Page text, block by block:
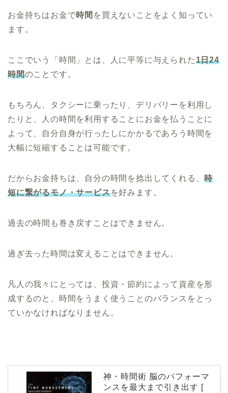
お金持ちはお金で時間 を買えないことをよく知ってい
ます。
ここでいう「時間」とは、人に平等に与えられた1日24
時間のことです。
もちろん、タクシーに乗ったり、デリバリーを利用し
たりと、人の時間を利用することにお金を払うことに
よって、自分自身が行ったしにかかるであろう時間を
大幅に短縮することは可能です。
だからお金持ちは、自分の時間を捻出してくれる、時
短に繋がるモノ・サービスを好みます。
過去の時間も巻き戻すことはできません。
過ぎ去った時間は変えることはできません。
凡人の我々にとっては、投資・節約によって資産を形
成するのと、時間をうまく使うことのバランスをとっ
ていかなければなりません。
神・時間術 脳のパフォーマ
ンスを最大まで引き出す [